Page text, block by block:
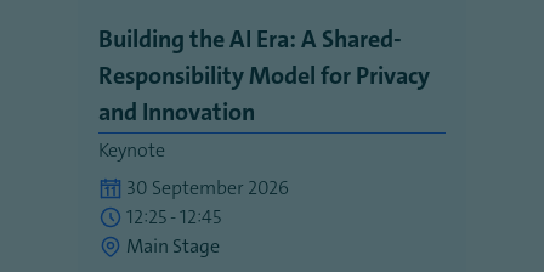
Building the AI Era: A Shared-
Responsibility Model for Privacy
and Innovation
Keynote
30 September 2026
12:25 - 12:45
Main Stage